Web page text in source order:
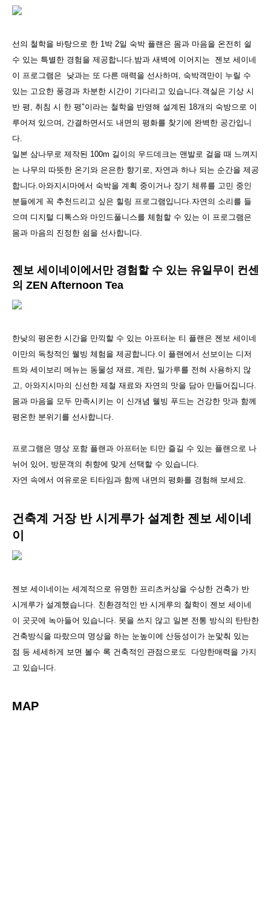
선의 철학을 바탕으로 한 1박 2일 숙박 플랜은 몸과 마음을 온전히 쉴
수 있는 특별한 경험을 제공합니다.밤과 새벽에 이어지는 젠보 세이네
이 프로그램은 낮과는 또 다른 매력을 선사하며, 숙박객만이 누릴 수
있는 고요한 풍경과 차분한 시간이 기다리고 있습니다.객실은 기상 시
반 평, 취침 시 한 평"이라는 철학을 반영해 설계된 18개의 숙방으로 이
루어져 있으며, 간결하면서도 내면의 평화를 찾기에 완벽한 공간입니
다.
일본 삼나무로 제작된 100m 길이의 우드데크는 맨발로 걸을 때 느껴지
는 나무의 따뜻한 온기와 은은한 향기로, 자연과 하나 되는 순간을 제공
합니다.아와지시마에서 숙박을 계획 중이거나 장기 체류를 고민 중인
분들에게 꼭 추천드리고 싶은 힐링 프로그램입니다.자연의 소리를 들
으며 디지털 디톡스와 마인드풀니스를 체험할 수 있는 이 프로그램은
몸과 마음의 진정한 쉼을 선사합니다.
젠보 세이네이에서만 경험할 수 있는 유일무이 컨센
의 ZEN Afternoon Tea
한낮의 평온한 시간을 만끽할 수 있는 아프터눈 티 플랜은 젠보 세이네
이만의 독창적인 웰빙 체험을 제공합니다.이 플랜에서 선보이는 디저
트와 세이보리 메뉴는 동물성 재료, 계란, 밀가루를 전혀 사용하지 않
고, 아와지시마의 신선한 제철 재료와 자연의 맛을 담아 만들어집니다.
몸과 마음을 모두 만족시키는 이 신개념 웰빙 푸드는 건강한 맛과 함께
평온한 분위기를 선사합니다.
프로그램은 명상 포함 플랜과 아프터눈 티만 즐길 수 있는 플랜으로 나
뉘어 있어, 방문객의 취향에 맞게 선택할 수 있습니다.
자연 속에서 여유로운 티타임과 함께 내면의 평화를 경험해 보세요.
건축계 거장 반 시게루가 설계한 젠보 세이네
이
젠보 세이네이는 세계적으로 유명한 프리츠커상을 수상한 건축가 반
시게루가 설계했습니다. 친환경적인 반 시게루의 철학이 젠보 세이네
이 곳곳에 녹아들어 있습니다. 못을 쓰지 않고 일본 전통 방식의 탄탄한
건축방식을 따랐으며 명상을 하는 눈높이에 산등성이가 눈맟춰 있는
점 등 세세하게 보면 볼수 록 건축적인 관점으로도 다양한매력을 가지
고 있습니다.
MAP